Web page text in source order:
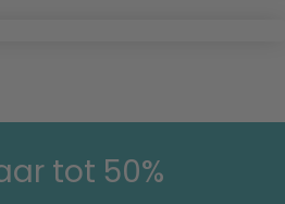
tot 50%